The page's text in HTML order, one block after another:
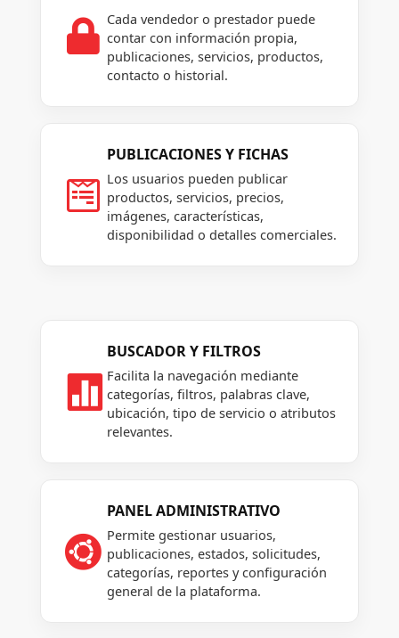
 Cada vendedor o prestador puede
contar con información propia,
publicaciones, servicios, productos,
contacto o historial.

PUBLICACIONES Y FICHAS
Los usuarios pueden publicar
productos, servicios, precios,
imágenes, características,
disponibilidad o detalles comerciales.

BUSCADOR Y FILTROS
Facilita la navegación mediante
categorías, filtros, palabras clave,
ubicación, tipo de servicio o atributos
relevantes.

PANEL ADMINISTRATIVO
Permite gestionar usuarios,
publicaciones, estados, solicitudes,
categorías, reportes y configuración
general de la plataforma.